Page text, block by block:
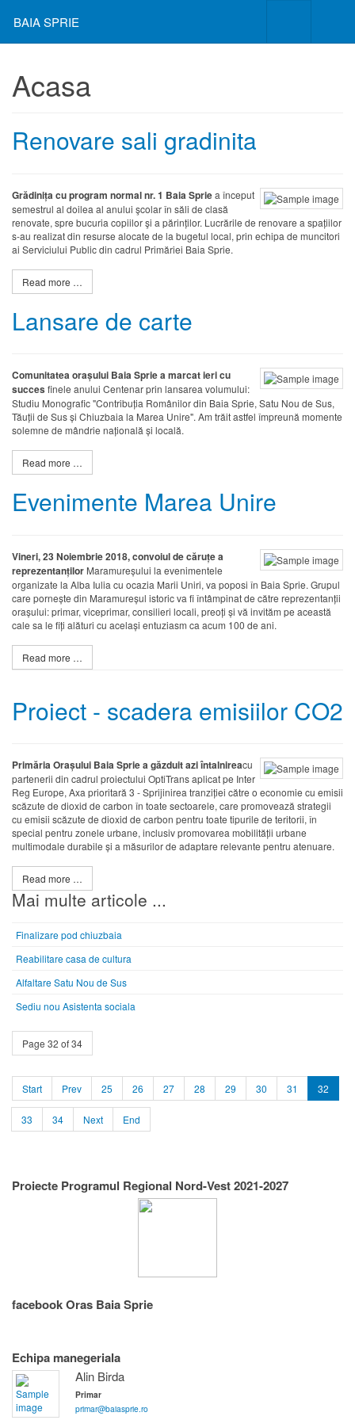
BAIA SPRIE
Acasa
Renovare sali gradinita
Grădinița cu program normal nr. 1 Baia Spriea început
semestrul al doilea al anului şcolar în săli de clasă
renovate, spre bucuria copiilor şi a părinților. Lucrările de renovare a spațiilor
s-au realizat din resurse alocate de la bugetul local, prin echipa de muncitori
ai Serviciului Public din cadrul Primăriei Baia Sprie.
Read more …
Lansare de carte
Comunitatea orașului Baia Sprie a marcat ieri cu
succes finele anului Centenar prin lansarea volumului:
Studiu Monografic "Contribuția Românilor din Baia Sprie, Satu Nou de Sus,
Tăuții de Sus și Chiuzbaia la Marea Unire". Am trăit astfel împreună momente
solemne de mândrie națională și locală.
Read more …
Evenimente Marea Unire
Vineri, 23 Noiembrie 2018, convoiul de căruțe a
reprezentanților Maramureșului la evenimentele
organizate la Alba Iulia cu ocazia Marii Uniri, va poposi în Baia Sprie. Grupul
care pornește din Maramureșul istoric va fi întâmpinat de către reprezentanții
orașului: primar, viceprimar, consilieri locali, preoți și vă invităm pe această
cale sa le fiți alături cu același entuziasm ca acum 100 de ani.
Read more …
Proiect - scadera emisiilor CO2
Primăria Orașului Baia Sprie a găzduit azi întalnireacu
partenerii din cadrul proiectului OptiTrans aplicat pe Inter
Reg Europe, Axa prioritară 3 - Sprijinirea tranziției către o economie cu emisii
scăzute de dioxid de carbon în toate sectoarele, care promovează strategii
cu emisii scăzute de dioxid de carbon pentru toate tipurile de teritorii, în
special pentru zonele urbane, inclusiv promovarea mobilității urbane
multimodale durabile și a măsurilor de adaptare relevante pentru atenuare.
Read more …
Mai multe articole ...
Finalizare pod chiuzbaia
Reabilitare casa de cultura
Alfaltare Satu Nou de Sus
Sediu nou Asistenta sociala
Page 32 of 34
Start Prev 25 26 27 28 29 30 31 32
33 34 Next End
Proiecte Programul Regional Nord-Vest 2021-2027
facebook Oras Baia Sprie
Echipa manegeriala
Alin Birda
Primar
primar@baiasprie.ro